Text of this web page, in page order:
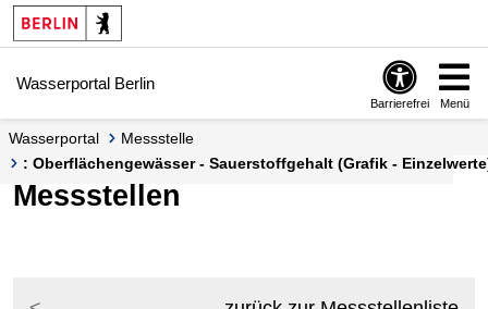
Springe zur Navigation
Springe zum Inhalt
Wasserportal Berlin
Barrierefrei Menü
Wasserportal
Messstelle
: Oberflächengewässer - Sauerstoffgehalt (Grafik -
Messstellen